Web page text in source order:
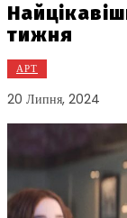
тижня
АРТ
20 Липня, 2024